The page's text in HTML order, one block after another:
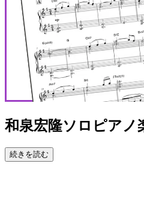
和泉宏隆ソロピアノ
続きを読む